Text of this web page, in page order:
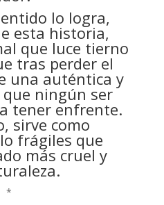
lo logra,
esta historia,
que luce tierno
tras perder el
una auténtica y
ningún ser
tener enfrente.
sirve como
frágiles que
más cruel y
*